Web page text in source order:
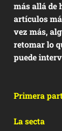
más allá de
artículos
vez más,
retomar lo
puede
Primera
La secta